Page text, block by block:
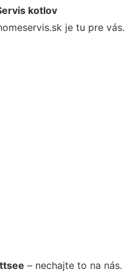
kotlov
je tu pre vás.
– nechajte to na nás.